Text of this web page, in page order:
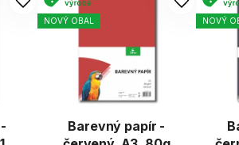
NOVÝ OBAL
Barevný papír -
NOVÝ